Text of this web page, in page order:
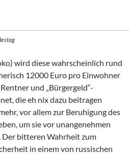
wird diese wahrscheinlich rund
12000 Euro pro Einwohner
und „Bürgergeld“-
die eh nix dazu beitragen
vor allem zur Beruhigung des
um sie vor unangenehmen
Der bitteren Wahrheit zum
in einem von russischen